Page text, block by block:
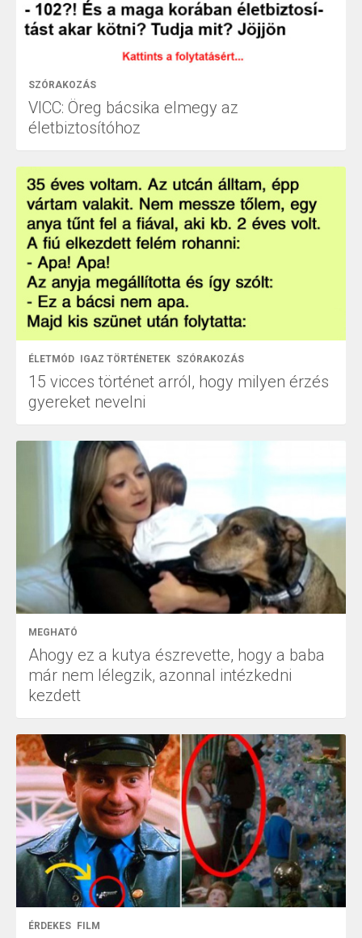
SZÓRAKOZÁS
VICC: Öreg bácsika elmegy az
életbiztosítóhoz
ÉLETMÓD IGAZ TÖRTÉNETEK SZÓRAKOZÁS
15 vicces történet arról, hogy milyen érzés
gyereket nevelni
MEGHATÓ
Ahogy ez a kutya észrevette, hogy a baba
már nem lélegzik, azonnal intézkedni
kezdett
ÉRDEKES FILM